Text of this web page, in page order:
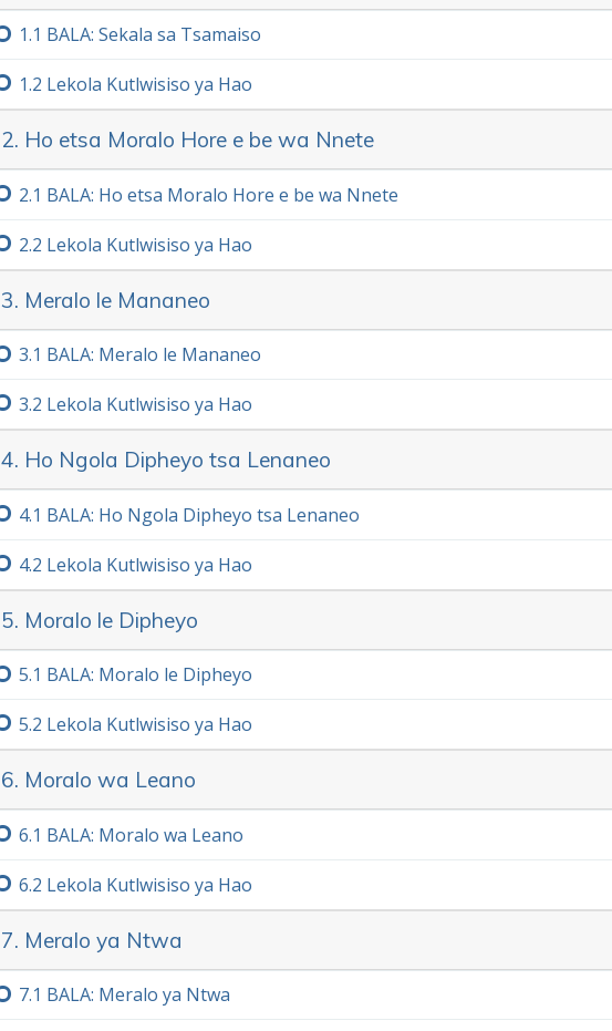
BALA: Sekala sa Tsamaiso
Lekola Kutlwisiso ya Hao
2. Ho etsa Moralo Hore e be wa Nnete
BALA: Ho etsa Moralo Hore e be wa Nnete
Lekola Kutlwisiso ya Hao
3. Meralo le Mananeo
BALA: Meralo le Mananeo
Lekola Kutlwisiso ya Hao
4. Ho Ngola Dipheyo tsa Lenaneo
BALA: Ho Ngola Dipheyo tsa Lenaneo
Lekola Kutlwisiso ya Hao
5. Moralo le Dipheyo
BALA: Moralo le Dipheyo
Lekola Kutlwisiso ya Hao
6. Moralo wa Leano
BALA: Moralo wa Leano
Lekola Kutlwisiso ya Hao
7. Meralo ya Ntwa
BALA: Meralo ya Ntwa